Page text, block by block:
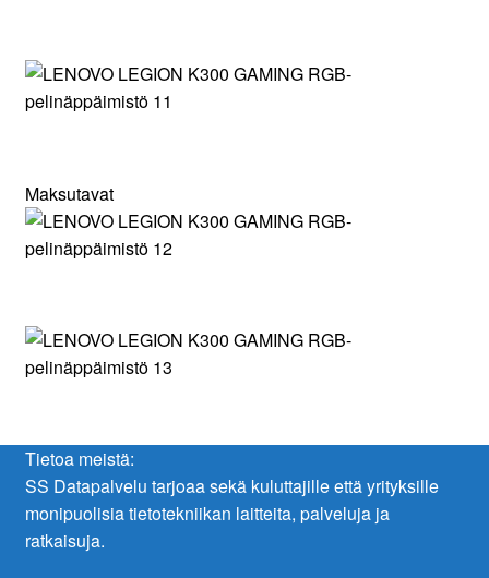
Maksutavat
Tietoa meistä:
SS Datapalvelu tarjoaa sekä kuluttajille että yrityksille
monipuolisia tietotekniikan laitteita, palveluja ja
ratkaisuja.